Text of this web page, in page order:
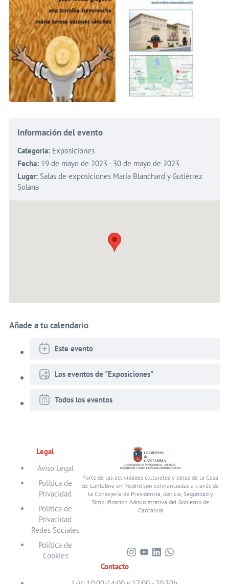
Información del evento
Categoría: Exposiciones
Fecha: 19 de mayo de 2023 - 30 de mayo de 2023
Lugar: Salas de exposiciones María Blanchard y Gutiérrez
Solana
Añade a tu calendario
Este evento
Los eventos de "Exposiciones"
Todos los eventos
Legal
Aviso Legal
Política de
Privacidad
Política de
Privacidad
Redes Sociales
Política de
Cookies
Parte de las actividades culturales y obras de la Casa
de Cantabria en Madrid son cofinanciadas a través de
la Consejería de Presidencia, Justicia, Seguridad y
Simplificación Administrativa del Gobierno de
Cantabria
VisitaVisitaVisitaVisita
Contacto